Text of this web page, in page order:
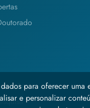
para oferecer uma
e personalizar